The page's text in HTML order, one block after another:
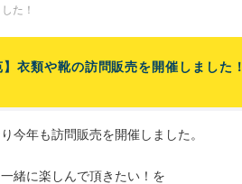
た！
】衣類や靴の訪問販売を開催しました！
今年も訪問販売を開催しました。
緒に楽しんで頂きたい！を